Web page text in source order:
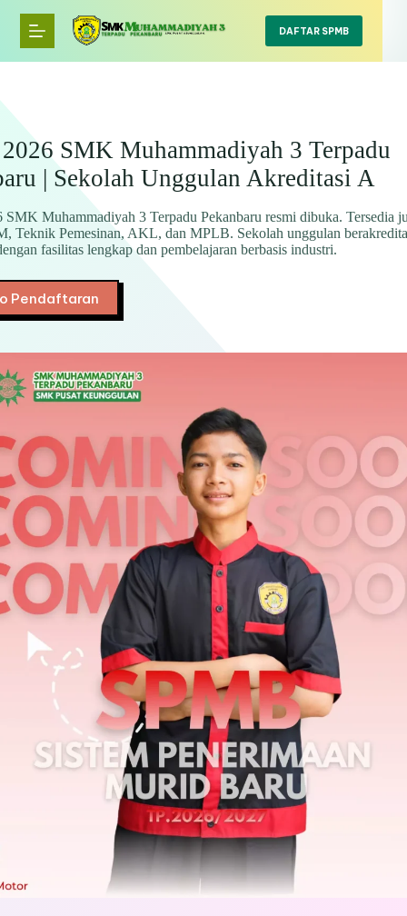
content
DAFTAR SPMB
SMK Muhammadiyah 3 Terpadu
| Sekolah Unggulan Akreditasi A
SMK Muhammadiyah 3 Terpadu Pekanbaru resmi dibuka. Tersedia
Teknik Pemesinan, AKL, dan MPLB. Sekolah unggulan
fasilitas lengkap dan pembelajaran berbasis industri.
Pendaftaran